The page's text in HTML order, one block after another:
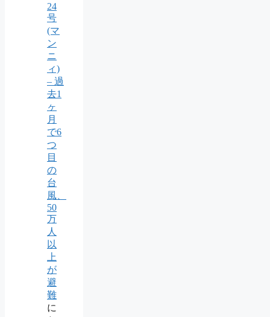
24
号
(マ
ン
ニ
ィ)
– 過
去1
ヶ
月
で6
つ
目
の
台
風、
50
万
人
以
上
が
避
難
に